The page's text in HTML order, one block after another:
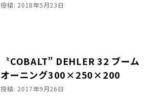
投稿: 2018年5月23日
〝COBALT” DEHLER 32 ブーム
オーニング300×250×200
投稿: 2017年9月26日